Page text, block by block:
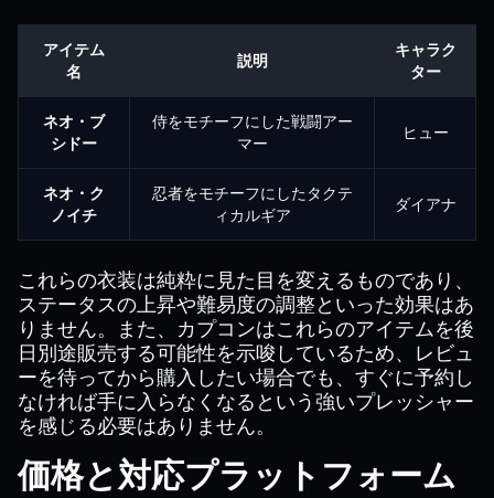
アイテム
名
説明
キャラク
ター
ネオ・ブ
シドー
侍をモチーフにした戦闘アー
マー
ヒュー
ネオ・ク
ノイチ
忍者をモチーフにしたタクテ
ィカルギア
ダイアナ
これらの衣装は純粋に見た目を変えるものであり、
ステータスの上昇や難易度の調整といった効果はあ
りません。また、カプコンはこれらのアイテムを後
日別途販売する可能性を示唆しているため、レビュ
ーを待ってから購入したい場合でも、すぐに予約し
なければ手に入らなくなるという強いプレッシャー
を感じる必要はありません。
価格と対応プラットフォーム